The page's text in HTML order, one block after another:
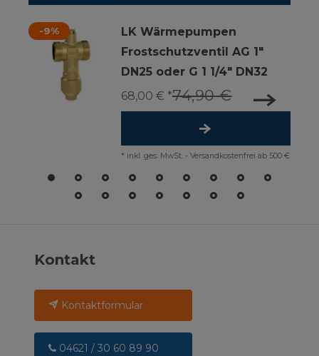
-9%
LK Wärmepumpen
Frostschutzventil AG 1"
DN25 oder G 1 1/4" DN32
74,90 €
68,00 € *
* inkl. ges. MwSt. - Versandkostenfrei ab 500 €
Kontakt
Kontaktformular
04621 / 30 60 89 90